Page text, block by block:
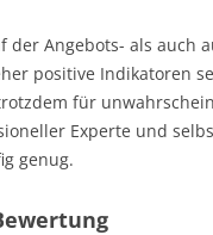
der Angebots- als auch
positive Indikatoren
für
Experte und
genug.